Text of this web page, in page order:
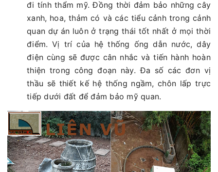
đi tính thẩm mỹ. Đồng thời đảm bảo những cây
xanh, hoa, thảm có và các tiểu cảnh trong cảnh
quan dự án luôn ở trạng thái tốt nhất ở mọi thời
điểm. Vị trí của hệ thống ống dẫn nước, dây
điện cùng sẽ được cân nhắc và tiến hành hoàn
thiện trong công đoạn này. Đa số các đơn vị
thầu sẽ thiết kế hệ thống ngầm, chôn lấp trực
tiếp dưới đất để đảm bảo mỹ quan.